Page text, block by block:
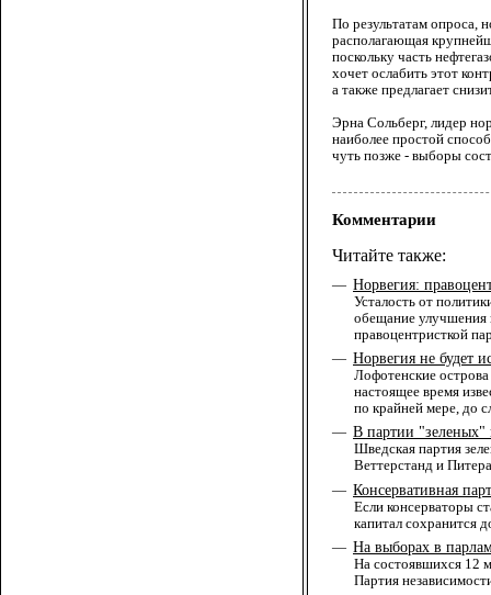
По результатам опроса,
располагающая
поскольку часть
хочет ослабить этот
а также предлагает
Эрна Сольберг, лидер
наиболее простой
чуть позже - выборы
Комментарии
Читайте также:
— Норвегия:
Усталость от
обещание улучшения
правоцентристкой
— Норвегия не будет
Лофотенские
настоящее время
по крайней мере, до
— В партии "зеленых"
Шведская партия
Веттерстанд и
— Консервативная
Если консерваторы
капитал сохранится
— На выборах в
На состоявшихся 12
Партия